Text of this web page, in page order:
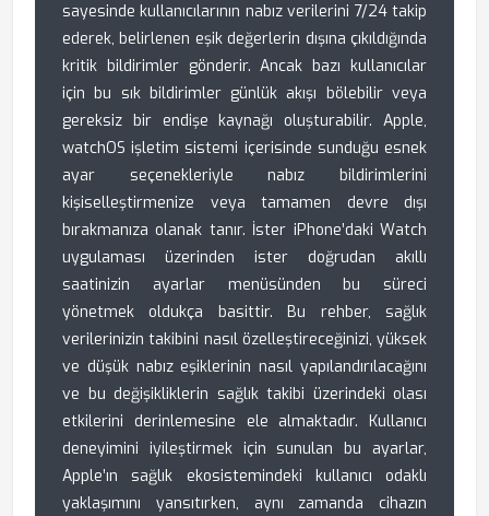
sayesinde kullanıcılarının nabız verilerini 7/24 takip
ederek, belirlenen eşik değerlerin dışına çıkıldığında
kritik bildirimler gönderir. Ancak bazı kullanıcılar
için bu sık bildirimler günlük akışı bölebilir veya
gereksiz bir endişe kaynağı oluşturabilir. Apple,
watchOS işletim sistemi içerisinde sunduğu esnek
ayar seçenekleriyle nabız bildirimlerini
kişiselleştirmenize veya tamamen devre dışı
bırakmanıza olanak tanır. İster iPhone’daki Watch
uygulaması üzerinden ister doğrudan akıllı
saatinizin ayarlar menüsünden bu süreci
yönetmek oldukça basittir. Bu rehber, sağlık
verilerinizin takibini nasıl özelleştireceğinizi, yüksek
ve düşük nabız eşiklerinin nasıl yapılandırılacağını
ve bu değişikliklerin sağlık takibi üzerindeki olası
etkilerini derinlemesine ele almaktadır. Kullanıcı
deneyimini iyileştirmek için sunulan bu ayarlar,
Apple’ın sağlık ekosistemindeki kullanıcı odaklı
yaklaşımını yansıtırken, aynı zamanda cihazın